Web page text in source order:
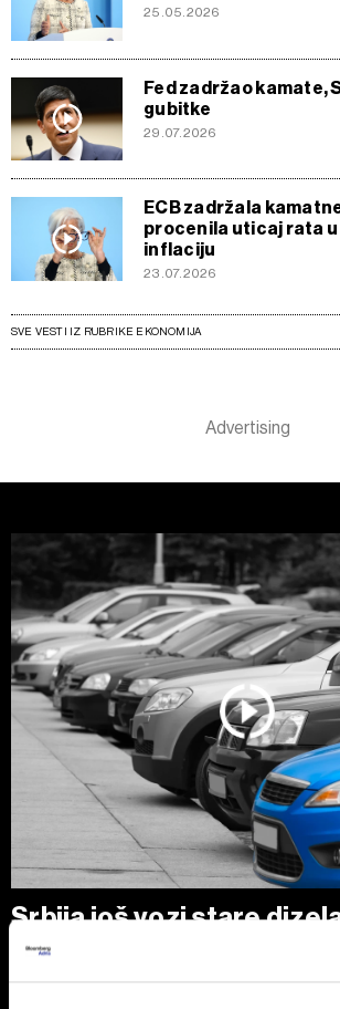
25.05.2026
Fed zadržao kamate,
gubitke
29.07.2026
ECB zadržala
procenila uticaj rata u
inflaciju
23.07.2026
SVE VESTI IZ RUBRIKE EKONOMIJA
Srbija još vozi stare
tržište se menja zbog